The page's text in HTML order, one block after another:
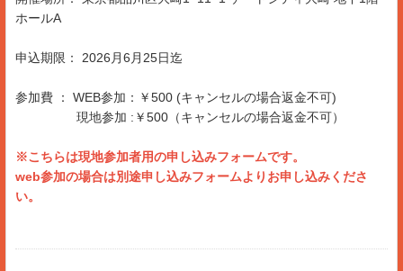
ホールA
申込期限： 2026月6月25日迄
参加費 ： WEB参加：￥500 (キャンセルの場合返金不可)
現地参加 :￥500（キャンセルの場合返金不可）
※こちらは現地参加者用の申し込みフォームです。
web参加の場合は別途申し込みフォームよりお申し込みくださ
い。